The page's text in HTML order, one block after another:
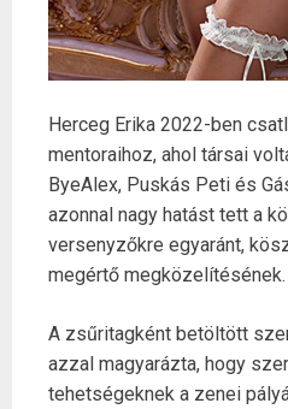
Herceg Erika 2022-ben
mentoraihoz, ahol társai
ByeAlex, Puskás Peti és
azonnal nagy hatást tett a
versenyzőkre egyaránt,
megértő megközelítésének.
A zsűritagként betöltött
azzal magyarázta, hogy
tehetségeknek a zenei